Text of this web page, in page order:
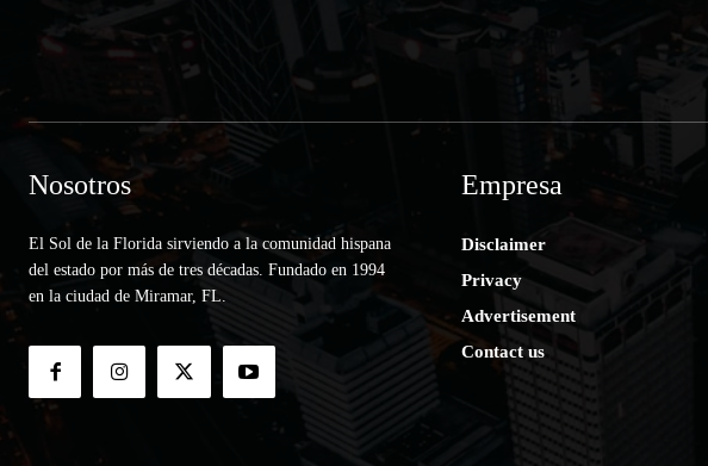
Nosotros
El Sol de la Florida sirviendo a la comunidad hispana
del estado por más de tres décadas. Fundado en 1994
en la ciudad de Miramar, FL.
Empresa
Disclaimer
Privacy
Advertisement
Contact us